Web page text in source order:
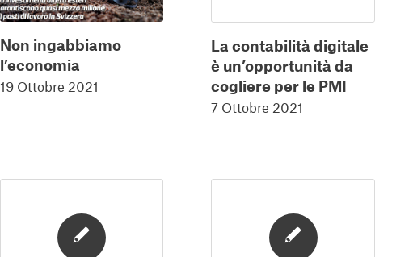
Non ingabbiamo
l’economia
19 Ottobre 2021
La contabilità digitale
è un’opportunità da
cogliere per le PMI
7 Ottobre 2021